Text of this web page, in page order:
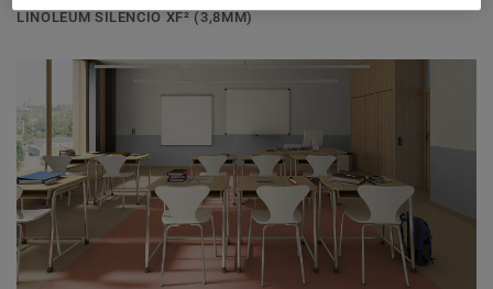
LINOLEUM SILENCIO XF² (3,8MM)